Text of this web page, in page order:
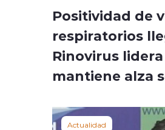
Positividad de
respiratorios
Rinovirus
mantiene alza
Actualidad